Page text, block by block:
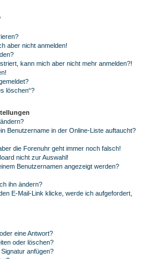
aber nicht anmelden!
kann mich aber nicht mehr anmelden?!
löschen“?
Benutzername in der Online-Liste auftaucht?
die Forenuhr geht immer noch falsch!
nicht zur Auswahl!
Benutzernamen angezeigt werden?
ihn ändern?
E-Mail-Link klicke, werde ich aufgefordert,
eine Antwort?
oder löschen?
anfügen?